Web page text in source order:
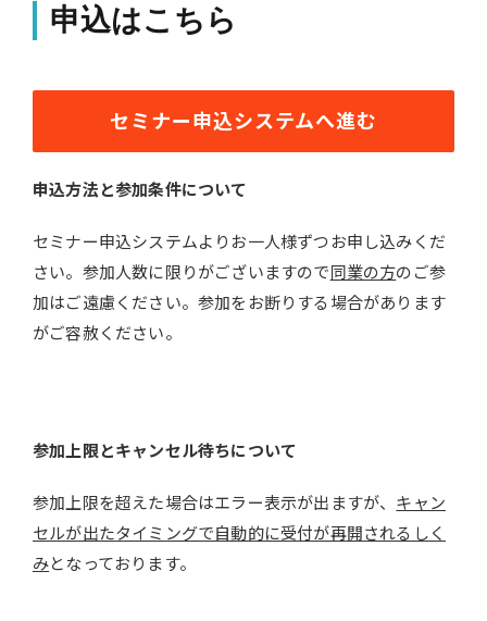
申込はこちら
セミナー申込システムへ進む
申込方法と参加条件について
セミナー申込システムよりお一人様ずつお申し込みくだ
さい。参加人数に限りがございますので同業の方のご参
加はご遠慮ください。参加をお断りする場合があります
がご容赦ください。
参加上限とキャンセル待ちについて
参加上限を超えた場合はエラー表示が出ますが、 キャン
セルが出たタイミングで自動的に受付が再開されるしく
みとなっております。